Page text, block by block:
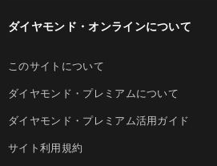
ダイヤモンド・オンラインについて
このサイトについて
ダイヤモンド・プレミアムについて
ダイヤモンド・プレミアム活用ガイド
サイト利用規約